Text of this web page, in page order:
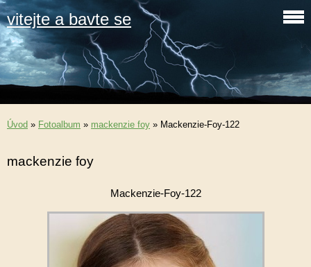
vitejte a bavte se
Úvod » Fotoalbum » mackenzie foy » Mackenzie-Foy-122
mackenzie foy
Mackenzie-Foy-122